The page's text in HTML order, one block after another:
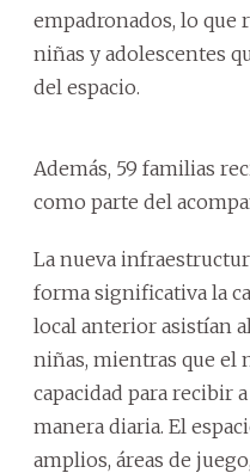
empadronados, lo que
niñas y adolescentes
del espacio.
Además, 59 familias
como parte del
La nueva
forma significativa la
local anterior asistían
niñas, mientras que el
capacidad para recibir
manera diaria. El
amplios, áreas de